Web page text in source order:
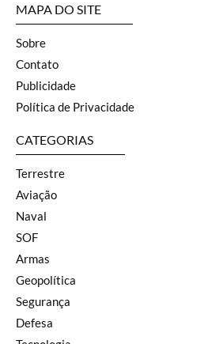
MAPA DO SITE
Sobre
Contato
Publicidade
Política de Privacidade
CATEGORIAS
Terrestre
Aviação
Naval
SOF
Armas
Geopolítica
Segurança
Defesa